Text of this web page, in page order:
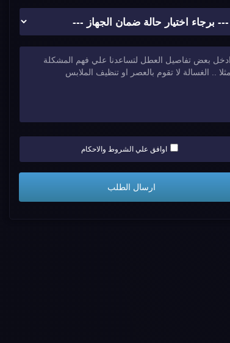
اوافق علي الشروط والاحكام